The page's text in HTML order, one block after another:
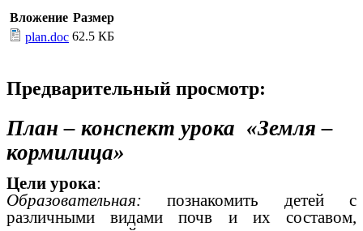
Вложение Размер
plan.doc 62.5 КБ
Предварительный просмотр:
План – конспект урока «Земля –
кормилица»
Цели урока:
Образовательная: познакомить детей с
различными видами почв и их составом,